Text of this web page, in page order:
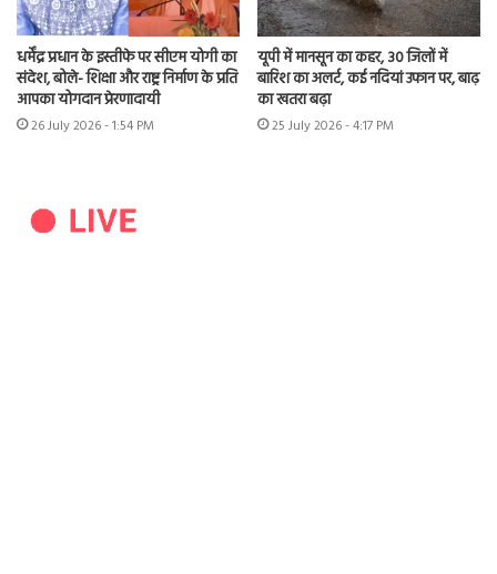
धर्मेंद्र प्रधान के इस्तीफे पर सीएम योगी का
संदेश, बोले- शिक्षा और राष्ट्र निर्माण के प्रति
आपका योगदान प्रेरणादायी
26 July 2026 - 1:54 PM
यूपी में मानसून का कहर, 30 जिलों में
बारिश का अलर्ट, कई नदियां उफान पर, बाढ़
का खतरा बढ़ा
25 July 2026 - 4:17 PM